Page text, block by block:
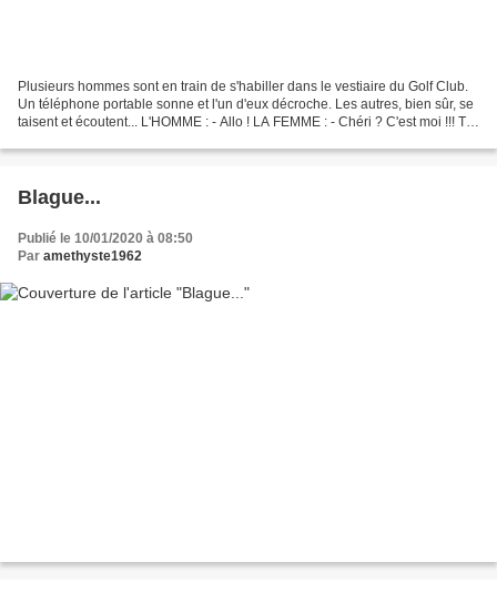
Plusieurs hommes sont en train de s'habiller dans le vestiaire du Golf Club.
Un téléphone portable sonne et l'un d'eux décroche. Les autres, bien sûr, se
taisent et écoutent... L'HOMME : - Allo ! LA FEMME : - Chéri ? C'est moi !!! Tu
Blague...
Publié le 10/01/2020 à 08:50
Par amethyste1962